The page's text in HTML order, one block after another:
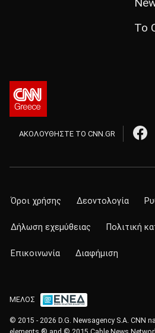
Το
ΑΚΟΛΟΥΘΗΣΤΕ ΤΟ CNN.GR
Όροι χρήσης Δεοντολογία
Δήλωση εχεμύθειας Πολιτική
Επικοινωνία Διαφήμιση
ΜΕΛΟΣ
© 2015 - 2026 D.G. Newsagency S.A. CNN